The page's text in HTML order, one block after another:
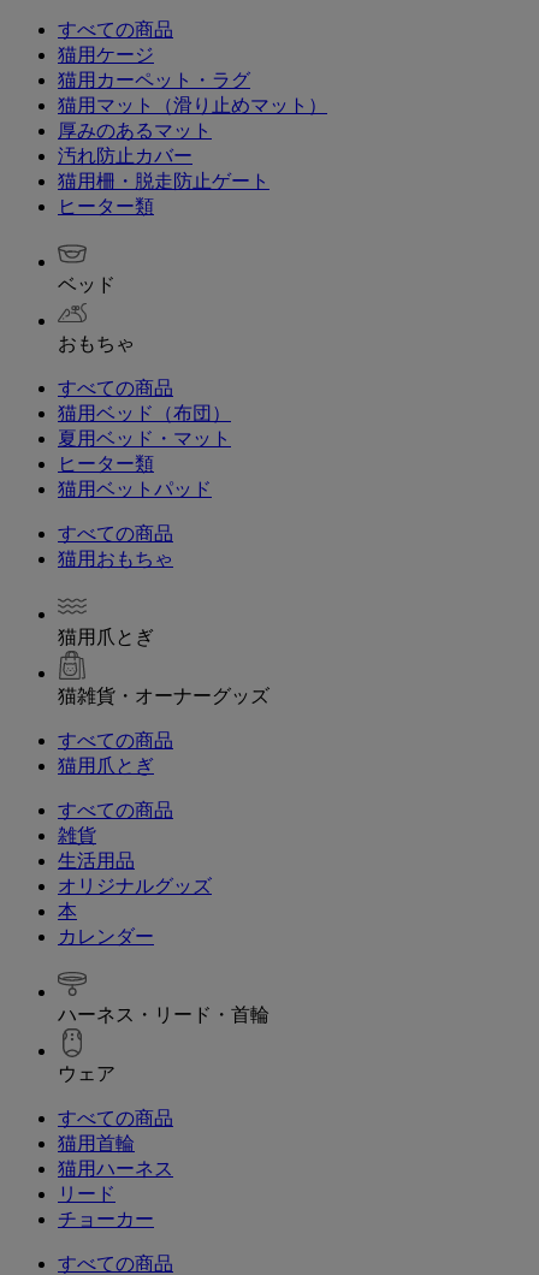
すべての商品
猫用ケージ
猫用カーペット・ラグ
猫用マット（滑り止めマット）
厚みのあるマット
汚れ防止カバー
猫用柵・脱走防止ゲート
ヒーター類
ベッド
おもちゃ
すべての商品
猫用ベッド（布団）
夏用ベッド・マット
ヒーター類
猫用ベットパッド
すべての商品
猫用おもちゃ
猫用爪とぎ
猫雑貨・オーナーグッズ
すべての商品
猫用爪とぎ
すべての商品
雑貨
生活用品
オリジナルグッズ
本
カレンダー
ハーネス・リード・首輪
ウェア
すべての商品
猫用首輪
猫用ハーネス
リード
チョーカー
すべての商品